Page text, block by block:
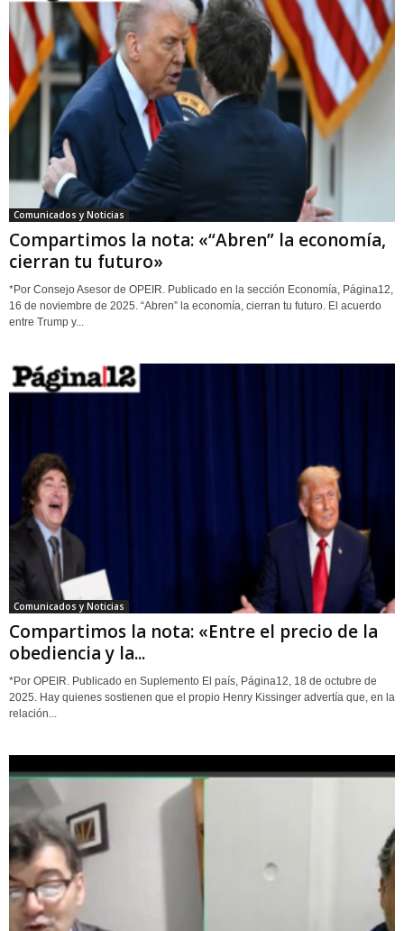
Comunicados y Noticias
Compartimos la nota: «“Abren” la economía,
cierran tu futuro»
*Por Consejo Asesor de OPEIR. Publicado en la sección Economía, Página12,
16 de noviembre de 2025. “Abren” la economía, cierran tu futuro. El acuerdo
entre Trump y...
Comunicados y Noticias
Compartimos la nota: «Entre el precio de la
obediencia y la...
*Por OPEIR. Publicado en Suplemento El país, Página12, 18 de octubre de
2025. Hay quienes sostienen que el propio Henry Kissinger advertía que, en la
relación...